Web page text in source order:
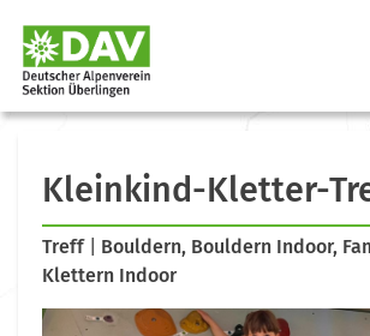
Kleinkind-Kletter-
Treff| Bouldern, Bouldern Indoor,
Klettern Indoor